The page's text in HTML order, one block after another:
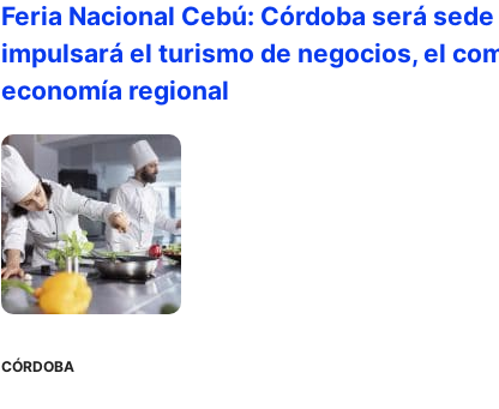
Feria Nacional Cebú: Córdoba será
impulsará el turismo de negocios, el
economía regional
CÓRDOBA